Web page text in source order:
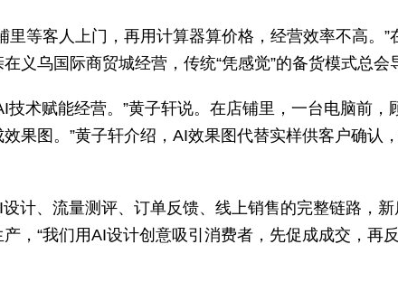
里等客人上门，再用计算器算价格，经营效率不高。”
义乌国际商贸城经营，传统“凭感觉”的备货模式总会
技术赋能经营。”黄子轩说。在店铺里，一台电脑前
果图。”黄子轩介绍，AI效果图代替实样供客户确认
计、流量测评、订单反馈、线上销售的完整链路，
，“我们用AI设计创意吸引消费者，先促成成交，再